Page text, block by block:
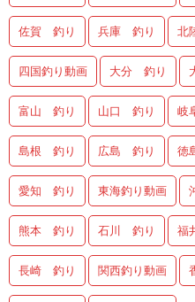
佐賀 釣り 兵庫 釣り 北
四国釣り動画 大分 釣り
富山 釣り 山口 釣り 岐
島根 釣り 広島 釣り 徳
愛知 釣り 東海釣り動画
熊本 釣り 石川 釣り 福
長崎 釣り 関西釣り動画